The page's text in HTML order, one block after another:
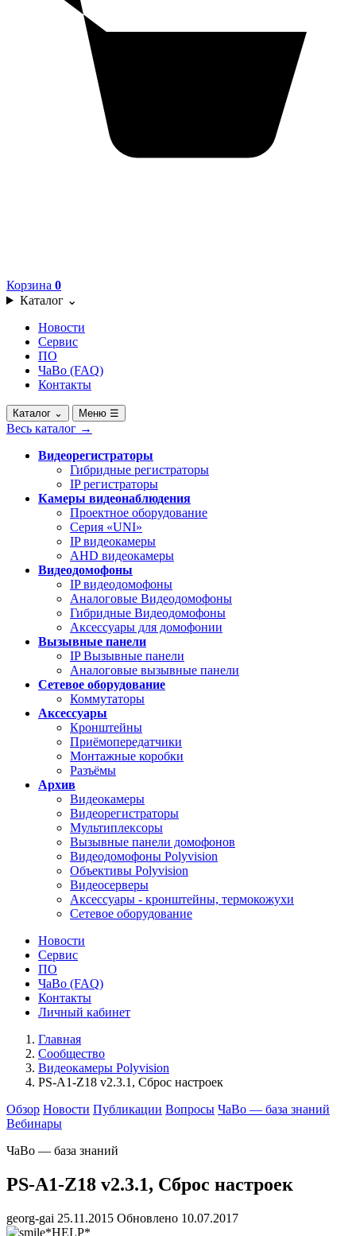
Корзина 0
Каталог ⌄
Новости
Сервис
ПО
ЧаВо (FAQ)
Контакты
Каталог ⌄ Меню ☰
Весь каталог →
Видеорегистраторы
Гибридные регистраторы
IP регистраторы
Камеры видеонаблюдения
Проектное оборудование
Серия «UNI»
IP видеокамеры
AHD видеокамеры
Видеодомофоны
IP видеодомофоны
Аналоговые Видеодомофоны
Гибридные Видеодомофоны
Аксессуары для домофонии
Вызывные панели
IP Вызывные панели
Аналоговые вызывные панели
Сетевое оборудование
Коммутаторы
Аксессуары
Кронштейны
Приёмопередатчики
Монтажные коробки
Разъёмы
Архив
Видеокамеры
Видеорегистраторы
Мультиплексоры
Вызывные панели домофонов
Видеодомофоны Polyvision
Объективы Polyvision
Видеосерверы
Аксессуары - кронштейны, термокожухи
Сетевое оборудование
Новости
Сервис
ПО
ЧаВо (FAQ)
Контакты
Личный кабинет
Главная
Сообщество
Видеокамеры Polyvision
PS-A1-Z18 v2.3.1, Сброс настроек
Обзор Новости Публикации Вопросы ЧаВо — база знаний
Вебинары
ЧаВо — база знаний
PS-A1-Z18 v2.3.1, Сброс настроек
georg-gai 25.11.2015 Обновлено 10.07.2017